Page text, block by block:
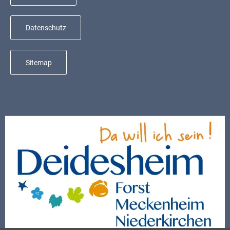
Allgemeine
Datenschutz
Sitemap